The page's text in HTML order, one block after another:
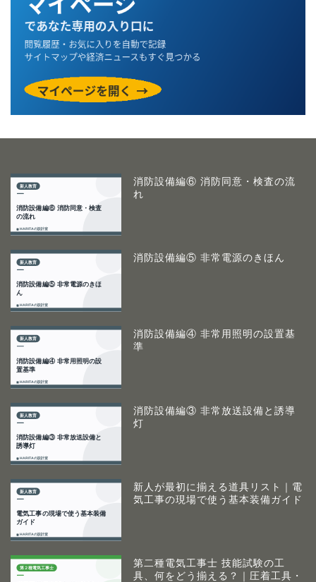
消防設備編⑥ 消防同意・検査の流
れ
消防設備編⑤ 非常電源のきほん
消防設備編④ 非常用照明の設置基
準
消防設備編③ 非常放送設備と誘導
灯
新人が最初に揃える道具リスト｜電
気工事の現場で使う基本装備ガイド
第二種電気工事士 技能試験の工
具、何をどう揃える？｜圧着工具・